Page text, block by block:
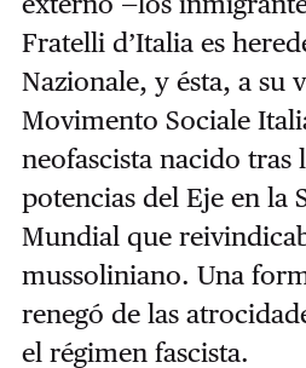
Fratelli d’Italia es
Nazionale, y ésta, a su
Movimento Sociale
neofascista nacido tras
potencias del Eje en la
Mundial que
mussoliniano. Una
renegó de las
el régimen fascista.